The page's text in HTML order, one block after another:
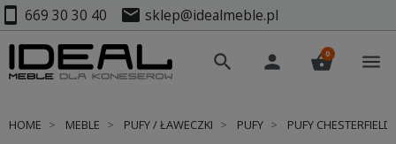
smartphone 669 30 30 40 mail sklep@idealmeble.pl
search person shopping_basket
0 menu
HOME MEBLE PUFY / ŁAWECZKI PUFY PUFY CHESTERFIELD